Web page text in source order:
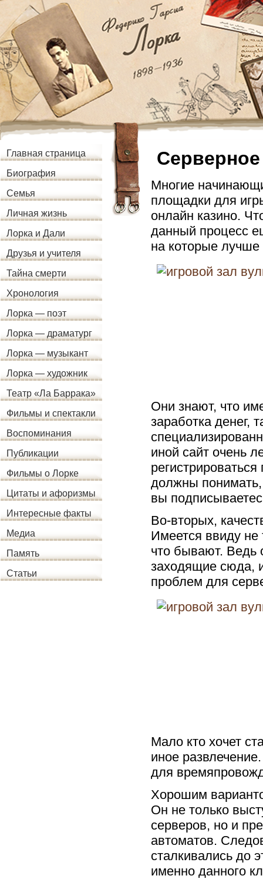
Главная страница
Биография
Семья
Личная жизнь
Лорка и Дали
Друзья и учителя
Тайна смерти
Хронология
Лорка — поэт
Лорка — драматург
Лорка — музыкант
Лорка — художник
Театр «Ла Баррака»
Фильмы и спектакли
Воспоминания
Публикации
Фильмы о Лорке
Цитаты и афоризмы
Интересные факты
Медиа
Память
Статьи
Многие
площадки для
онлайн казино.
данный процесс
на которые лучше
Они знают, что
заработка денег,
иной сайт очень
должны
вы
Во-вторых,
Имеется ввиду
что бывают. Ведь
заходящие сюда,
проблем для
Мало кто хочет
иное
для
Хорошим
Он не только
серверов, но и
автоматов.
сталкивались до
именно данного